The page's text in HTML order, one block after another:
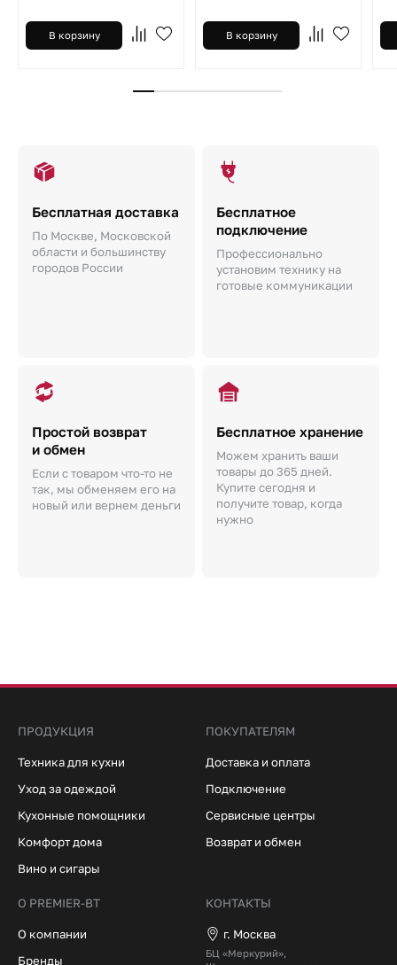
В корзину В корзину
Бесплатная доставка
По Москве, Московской
области и большинству
городов России
Бесплатное
подключение
Профессионально
установим технику на
готовые коммуникации
Простой возврат
и обмен
Если с товаром что-то не
так, мы обменяем его на
новый или вернем деньги
Бесплатное хранение
Можем хранить ваши
товары до 365 дней.
Купите сегодня и
получите товар, когда
нужно
ПРОДУКЦИЯ
Техника для кухни
Уход за одеждой
Кухонные помощники
Комфорт дома
Вино и сигары
ПОКУПАТЕЛЯМ
Доставка и оплата
Подключение
Сервисные центры
Возврат и обмен
О PREMIER-BT
О компании
Бренды
КОНТАКТЫ
г. Москва
БЦ «Меркурий»,